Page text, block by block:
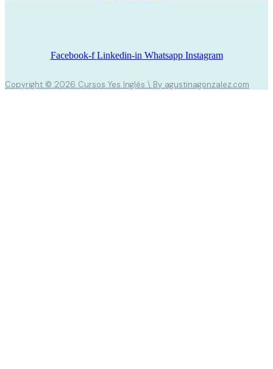
Facebook-f Linkedin-in Whatsapp Instagram
Copyright © 2026 Cursos Yes Inglés \ By agustinagonzalez.com